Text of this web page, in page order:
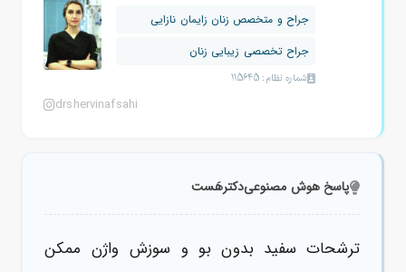
جراح و متخصص زنان زایمان نازایی
جراح تخصصی زیبایی زنان
شماره نظام: 115645
drshervinafsahi
پاسخ هوش مصنوعیدکترهَست
ترشحات سفید بدون بو و سوزش واژن ممکن